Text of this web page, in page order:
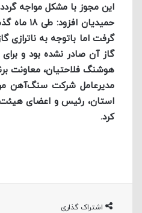
این مجوز با مشکل مواجه گردد امید و آینده ۸۵۰۰۰ نفر بازنشسته صندوق فولاد و ۷۰۰۰
گرفت اما باتوجه به ناترازی
گاز آن صادر نشده بود و
هوشنگ فلاحتیان، معاونت
مدیرعامل شرکت سنگ‌آهن
استان، رئیس و اعضای
کرد.
اشتراک گذاری